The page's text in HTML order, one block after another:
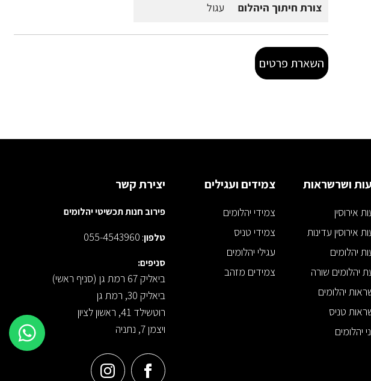
צורת חיתוך היהלום
עגול
השארת פרטים
ושרשראות
אירוסין
אירוסין עדינות
יהלומים
יהלומים שורה
יהלומים
טניס
יהלומים
צמידים ועגילים
צמידי יהלומים
צמידי טניס
עגילי יהלומים
צמידים מזהב
יצירת קשר
פירוב חנות תכשיטי יהלומים
טלפון:
055-4543960
סניפים:
ביאליק 67 רמת גן (סניף ראשי)
ביאליק 30, רמת גן
רוטשילד 41, ראשון לציון
ויצמן 7, נתניה